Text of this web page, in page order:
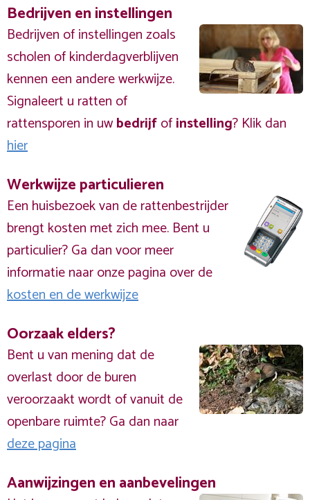
Bedrijven en instellingen
Bedrijven of instellingen zoals
scholen of kinderdagverblijven
kennen een andere werkwijze.
Signaleert u ratten of
rattensporen in uwbedrijfofinstelling? Klik dan
hier
Werkwijze particulieren
Een huisbezoek van de rattenbestrijder
brengt kosten met zich mee. Bent u
particulier? Ga dan voor meer
informatie naar onze pagina over de
kosten en de werkwijze
Oorzaak elders?
Bent u van mening dat de
overlast door de buren
veroorzaakt wordt of vanuit de
openbare ruimte? Ga dan naar
deze pagina
Aanwijzingen en aanbevelingen